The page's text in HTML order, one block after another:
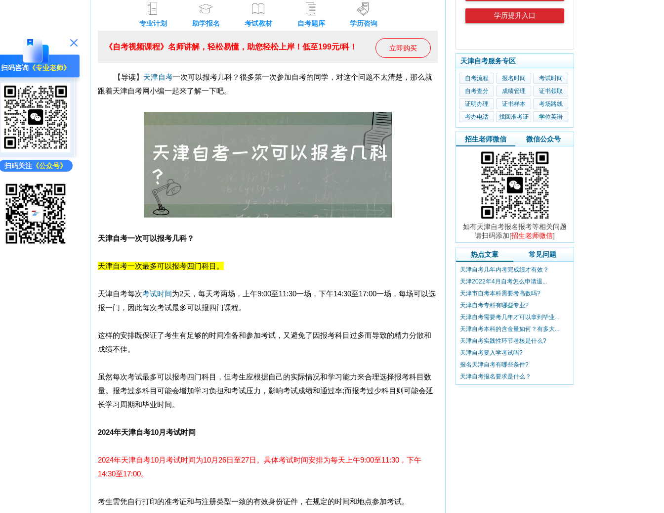
扫码咨询 《专业老师》
扫码关注 《公众号》
专业计划 助学报名 考试教材 自考题库 学历咨询
立即购买
《自考视频课程》名师讲解，轻松易懂，助您轻松上岸！低至199元/科！
【导读】 天津自考一次可以报考几科？很多第一次参加自考的同学，对这个问题不太清楚，那么就
跟着天津自考网小编一起来了解一下吧。
天津自考一次可以报考几科？
天津自考一次最多可以报考四门科目。
天津自考每次考试时间为2天，每天考两场，上午9:00至11:30一场，下午14:30至17:00一场，每场可以选
报一门，因此每次考试最多可以报四门课程。
这样的安排既保证了考生有足够的时间准备和参加考试，又避免了因报考科目过多而导致的精力分散和
成绩不佳。
虽然每次考试最多可以报考四门科目，但考生应根据自己的实际情况和学习能力来合理选择报考科目数
量。报考过多科目可能会增加学习负担和考试压力，影响考试成绩和通过率;而报考过少科目则可能会延
长学习周期和毕业时间。
2024年天津自考10月考试时间
2024年天津自考10月考试时间为10月26日至27日。具体考试时间安排为每天上午9:00至11:30，下午
14:30至17:00。
考生需凭自行打印的准考证和与注册类型一致的有效身份证件，在规定的时间和地点参加考试。
学历提升入口
天津自考服务专区
自考流程 报名时间
考试时间
自考查分
成绩管理
证书领取
证明办理
证书样本
考场路线
考办电话
找回准考证 学位英语
招生老师微信 微信公众号
如有天津自考报名报考等相关问题
请扫码添加[招生老师微信]
热点文章 常见问题
天津自考几年内考完成绩才有效？
天津2022年4月自考怎么申请退...
天津市自考本科需要考高数吗?
天津自考专科有哪些专业?
天津自考需要考几年才可以拿到毕业...
天津自考本科的含金量如何？有多大...
天津自考实践性环节考核是什么?
天津自考要入学考试吗?
报名天津自考有哪些条件?
天津自考报名要求是什么？